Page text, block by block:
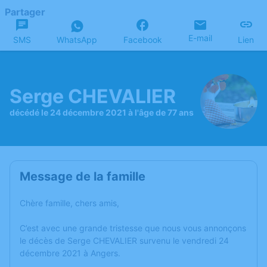
Partager
SMS WhatsApp Facebook E-mail Lien
Serge CHEVALIER
décédé le 24 décembre 2021 à l'âge de 77 ans
Message de la famille
Chère famille, chers amis,
C’est avec une grande tristesse que nous vous annonçons
le décès de Serge CHEVALIER survenu le vendredi 24
décembre 2021 à Angers.